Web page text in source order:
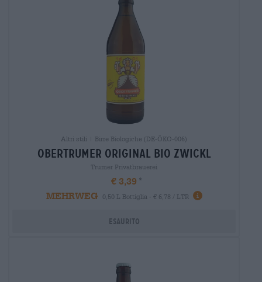
Altri stili | Birre Biologiche (DE-ÖKO-006)
obertrumer original bio zwickl
Trumer Privatbrauerei
€ 3,39
MEHRWEG
0,50 L Bottiglia - € 6,78 / LTR
Esaurito